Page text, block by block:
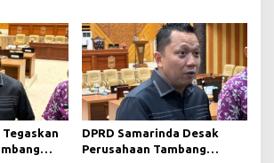
Tegaskan
DPRD Samarinda Desak
Perusahaan Tambang